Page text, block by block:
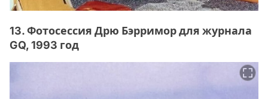
13. Фотосессия Дрю Бэрримор для журнала
GQ, 1993 год